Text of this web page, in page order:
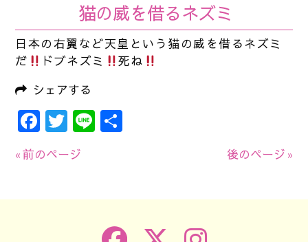
猫の威を借るネズミ
日本の右翼など天皇という猫の威を借るネズミ
だ
ドブネズミ 死ね
シェアする
Facebook
Twitter
Line
« 前のページ 後のページ »